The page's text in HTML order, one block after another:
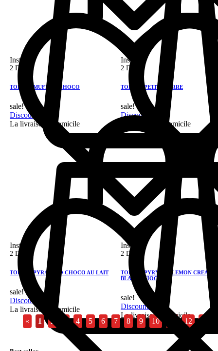
Instock
2 DH
TOBIGO MUFFINS CHOCO
sale!
Discount 28%
La livraison a domicile
Instock
2 DH
TOBIGO PETIT BEURRE
sale!
Discount 28%
La livraison a domicile
Instock
2 DH
TOBIGO PYRAMIDO CHOCO AU LAIT
sale!
Discount 28%
La livraison a domicile
Instock
2 DH
TOBIGO PYRMIDO LEMON CREAM
BLACK CHOCO
sale!
Discount 28%
La livraison a domicile
« 1 2 4 5 6 7 8 9 10 12